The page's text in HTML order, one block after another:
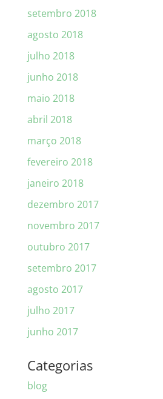
setembro 2018
agosto 2018
julho 2018
junho 2018
maio 2018
abril 2018
março 2018
fevereiro 2018
janeiro 2018
dezembro 2017
novembro 2017
outubro 2017
setembro 2017
agosto 2017
julho 2017
junho 2017
Categorias
blog